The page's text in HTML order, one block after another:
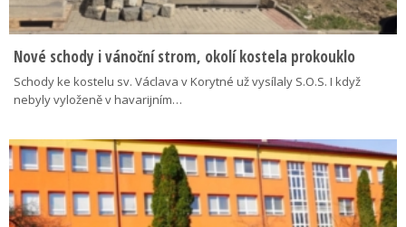
Nové schody i vánoční strom, okolí kostela prokouklo
Schody ke kostelu sv. Václava v Korytné už vysílaly S.O.S. I když
nebyly vyloženě v havarijním…